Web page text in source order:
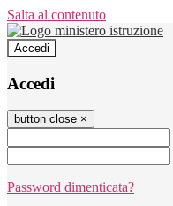
Salta al contenuto
Accedi
Accedi
button close ×
Password dimenticata?